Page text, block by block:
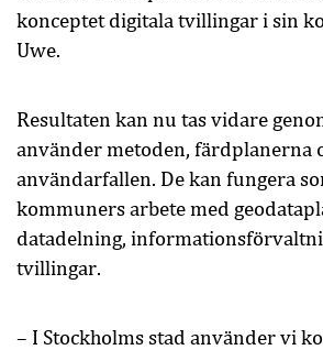
konceptet digitala tvillingar i sin
Uwe.
Resultaten kan nu tas vidare
använder metoden, färdplanerna
användarfallen. De kan fungera
kommuners arbete med
datadelning,
tvillingar.
– I Stockholms stad använder vi